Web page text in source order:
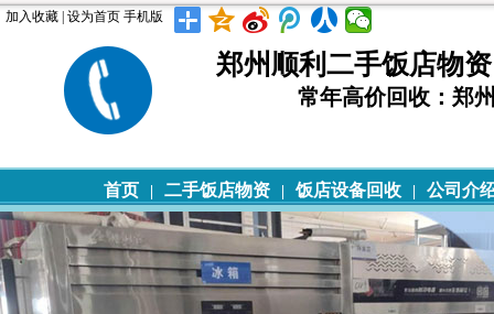
加入收藏 设为首页 手机版
郑州顺利二手饭店物
常年高价回收：郑
首页 二手饭店物资 饭店设备回收 公司介